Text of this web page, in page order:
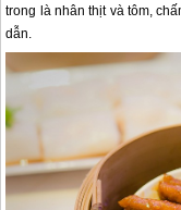
trong là nhân thịt và tôm,
dẫn.